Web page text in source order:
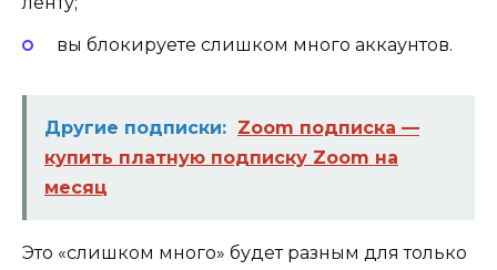
вы блокируете слишком много аккаунтов.
Другие подписки: Zoom подписка —
купить платную подписку Zoom на
месяц
Это «слишком много» будет разным для только